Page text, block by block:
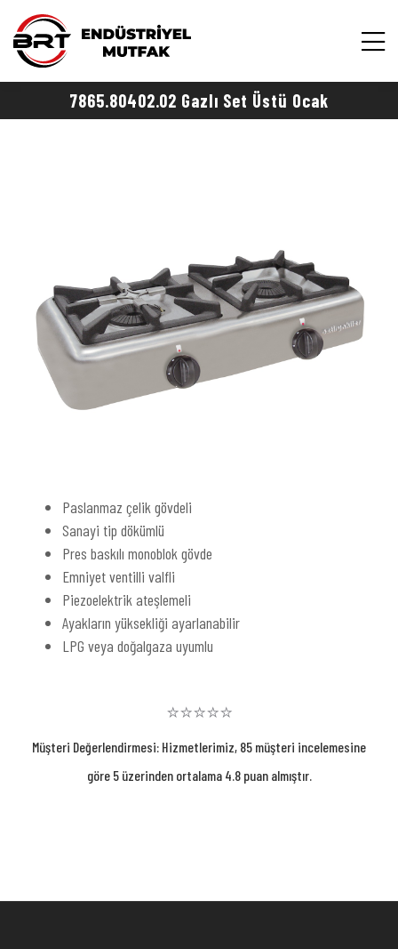
7865.80402.02 Gazlı Set Üstü Ocak
Paslanmaz çelik gövdeli
Sanayi tip dökümlü
Pres baskılı monoblok gövde
Emniyet ventilli valfli
Piezoelektrik ateşlemeli
Ayakların yüksekliği ayarlanabilir
LPG veya doğalgaza uyumlu
⭐⭐⭐⭐⭐
Müşteri Değerlendirmesi: Hizmetlerimiz, 85 müşteri incelemesine
göre 5 üzerinden ortalama 4.8 puan almıştır.